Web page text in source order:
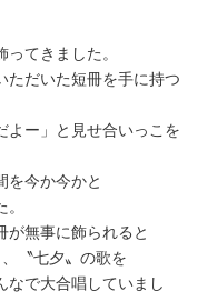
てきました。
ただいた短冊を手に持つ
よー」と見せ合いっこを
を今か今かと
が無事に飾られると
〝七夕〟の歌を
なで大合唱していまし